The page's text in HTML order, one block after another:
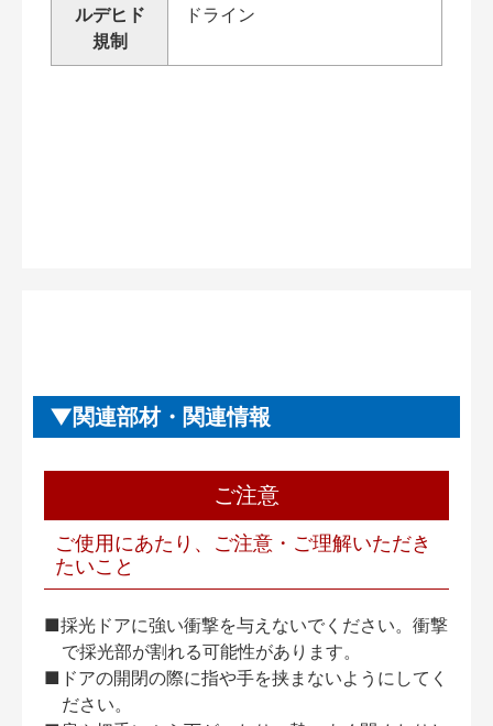
ルデヒド
規制
ドライン
関連部材・関連情報
ご注意
ご使用にあたり、ご注意・ご理解いただき
たいこと
■採光ドアに強い衝撃を与えないでください。衝撃
で採光部が割れる可能性があります。
■ドアの開閉の際に指や手を挟まないようにしてく
ださい。